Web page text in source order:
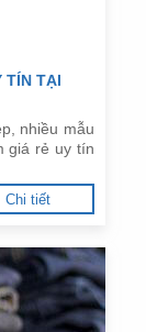
TÍN TẠI
nhiều mẫu
giá rẻ uy tín
Chi tiết